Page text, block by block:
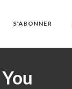
S'ABONNER